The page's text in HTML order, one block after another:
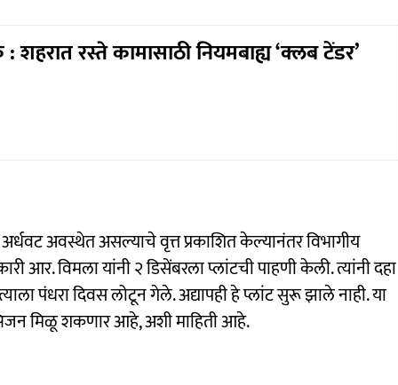
शहरात रस्ते कामासाठी नियमबाह्य ‘क्लब टेंडर’
अवस्थेत असल्याचे वृत्त प्रकाशित केल्यानंतर विभागीय
आर. विमला यांनी २ डिसेंबरला प्लांटची पाहणी केली. त्यांनी दहा
पंधरा दिवस लोटून गेले. अद्यापही हे प्लांट सुरू झाले नाही. या
मिळू शकणार आहे, अशी माहिती आहे.